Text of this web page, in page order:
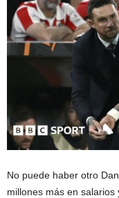
No puede haber otro
millones más en salarios